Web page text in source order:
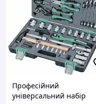
Професійний
універсальний набір